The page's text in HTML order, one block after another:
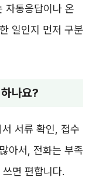
자동응답이나 온
일인지 먼저 구분
나요?
서류 확인, 접수
아서, 전화는 부족
면 편합니다.